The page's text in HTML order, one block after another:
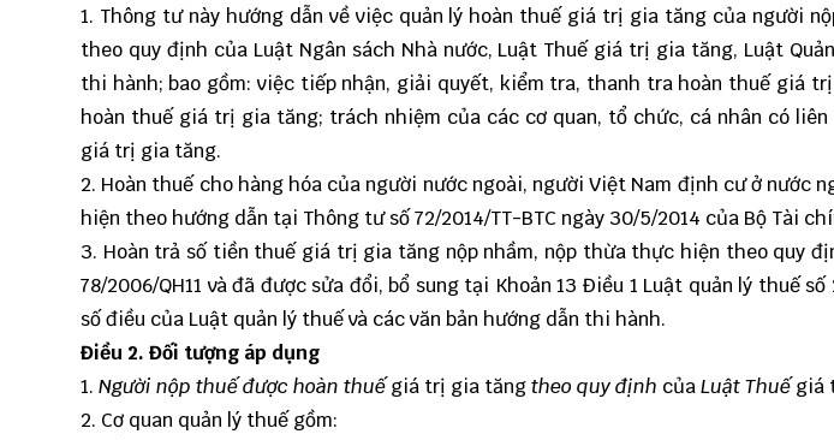
1. Thông tư này hướng dẫn về việc quản lý hoàn thuế giá trị gia tăng của người
theo quy định của Luật Ngân sách Nhà nước, Luật Thuế giá trị gia tăng, Luật
thi hành; bao gồm: việc tiếp nhận, giải quyết, kiểm tra, thanh tra hoàn thuế giá
hoàn thuế giá trị gia tăng; trách nhiệm của các cơ quan, tổ chức, cá nhân có
giá trị gia tăng.
2. Hoàn thuế cho hàng hóa của người nước ngoài, người Việt Nam định cư ở nước
hiện theo hướng dẫn tại Thông tư số 72/2014/TT-BTC ngày 30/5/2014 của Bộ Tài
3. Hoàn trả số tiền thuế giá trị gia tăng nộp nhầm, nộp thừa thực hiện theo quy
78/2006/QH11 và đã được sửa đổi, bổ sung tại Khoản 13 Điều 1 Luật quản lý thuế số
số điều của Luật quản lý thuế và các văn bản hướng dẫn thi hành.
Điều 2. Đối tượng áp dụng
1. Người nộp thuế được hoàn thuếgiá trị gia tăngtheo quy định củaLuật Thuếgiá
2. Cơ quan quản lý thuế gồm: